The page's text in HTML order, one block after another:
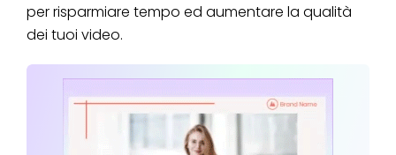
per risparmiare tempo ed aumentare la qualità
dei tuoi video.